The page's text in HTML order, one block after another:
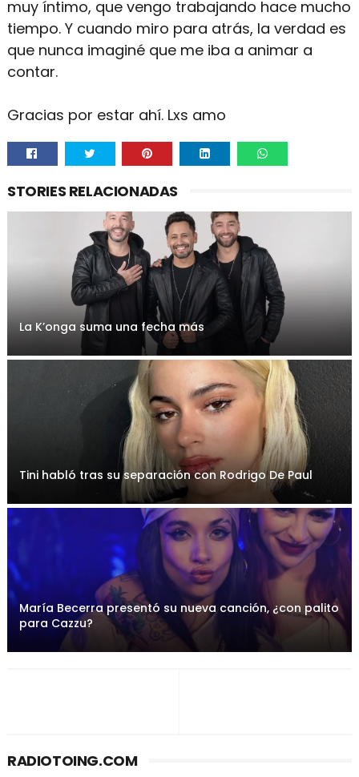
muy íntimo, que vengo trabajando hace mucho
tiempo. Y cuando miro para atrás, la verdad es
que nunca imaginé que me iba a animar a
contar.
Gracias por estar ahí. Lxs amo
STORIES RELACIONADAS
La K’onga suma una fecha más
Tini habló tras su separación con Rodrigo De Paul
María Becerra presentó su nueva canción, ¿con palito
para Cazzu?
RADIOTOING.COM